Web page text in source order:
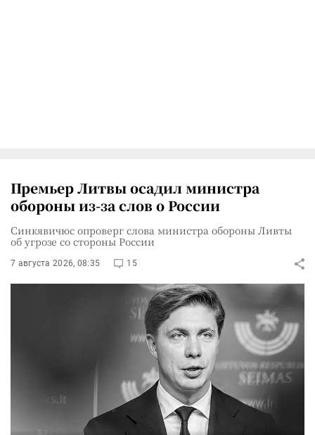
Премьер Литвы осадил министра
обороны из-за слов о России
Синкявичюс опроверг слова министра обороны Ливты
об угрозе со стороны России
7 августа 2026, 08:35 15